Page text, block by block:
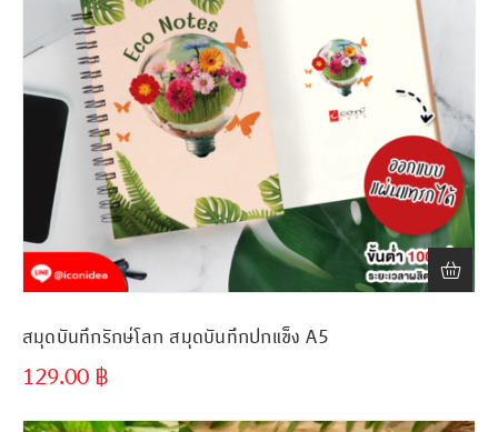
สมุดบันทึกรักษ์โลก สมุดบันทึกปกแข็ง A5
129.00 ฿